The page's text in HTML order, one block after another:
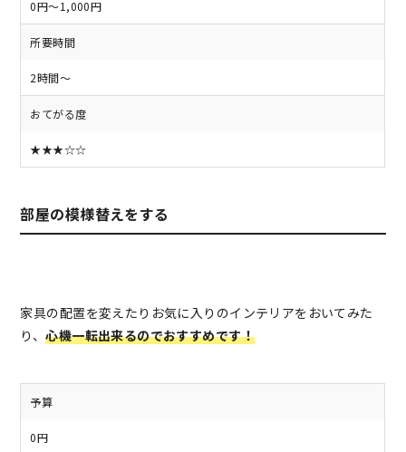
0円～1,000円
所要時間
2時間～
おてがる度
★★★☆☆
部屋の模様替えをする
家具の配置を変えたりお気に入りのインテリアをおいてみた
り、心機一転出来るのでおすすめです！
予算
0円